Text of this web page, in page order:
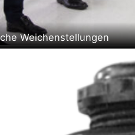
Weichenstellungen